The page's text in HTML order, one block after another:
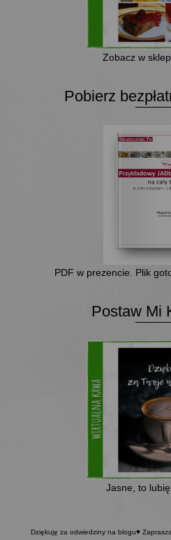
Zobacz w
Pobierz
PDF w prezencie. Plik
Postaw Mi
Jasne, to
Dziękuję za odwiedziny na blogu♥